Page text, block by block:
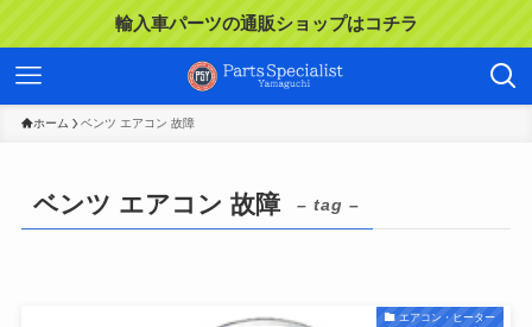
輸入車パーツの通販ショップはコチラ
ホーム ベンツ エアコン 故障
ベンツ エアコン 故障 – tag –
エアコン・ヒーター